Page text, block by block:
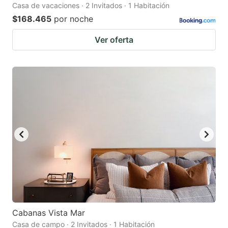
Casa de vacaciones · 2 Invitados · 1 Habitación
$168.465 por noche
Ver oferta
Cabanas Vista Mar
Casa de campo · 2 Invitados · 1 Habitación